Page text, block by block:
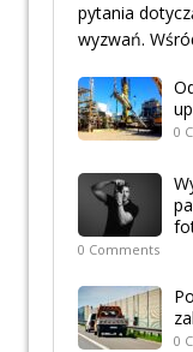
pytania
wyzwań.
0
0 Comments
0